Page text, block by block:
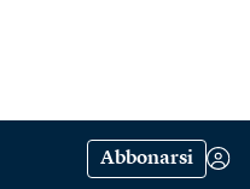
Abbonarsi